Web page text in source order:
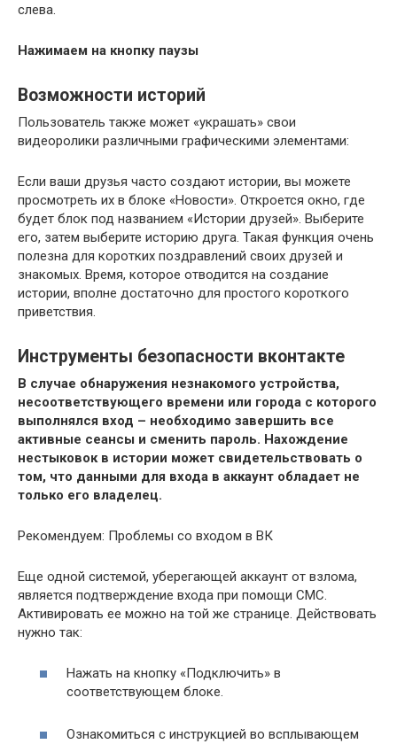
слева.
Нажимаем на кнопку паузы
Возможности историй
Пользователь также может «украшать» свои
видеоролики различными графическими элементами:
Если ваши друзья часто создают истории, вы можете
просмотреть их в блоке «Новости». Откроется окно, где
будет блок под названием «Истории друзей». Выберите
его, затем выберите историю друга. Такая функция очень
полезна для коротких поздравлений своих друзей и
знакомых. Время, которое отводится на создание
истории, вполне достаточно для простого короткого
приветствия.
Инструменты безопасности вконтакте
В случае обнаружения незнакомого устройства,
несоответствующего времени или города с которого
выполнялся вход – необходимо завершить все
активные сеансы и сменить пароль. Нахождение
нестыковок в истории может свидетельствовать о
том, что данными для входа в аккаунт обладает не
только его владелец.
Рекомендуем: Проблемы со входом в ВК
Еще одной системой, уберегающей аккаунт от взлома,
является подтверждение входа при помощи СМС.
Активировать ее можно на той же странице. Действовать
нужно так:
Нажать на кнопку «Подключить» в
соответствующем блоке.
Ознакомиться с инструкцией во всплывающем